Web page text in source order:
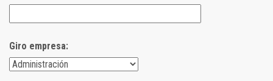
Giro empresa: